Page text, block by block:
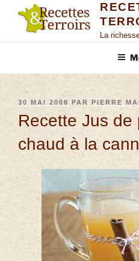
La
30 MAI 2008 PAR PIERRE
Recette Jus de
chaud à la